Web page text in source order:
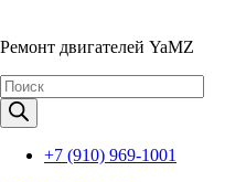
Ремонт двигателей YaMZ
Поиск
товаров
+7 (910) 969-1001